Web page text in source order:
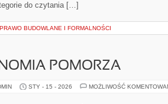
do czytania […]
PRAWO BUDOWLANE I FORMALNOŚCI
POMORZA
STY - 15 - 2026 MOŻLIWOŚĆ